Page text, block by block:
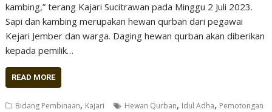
kambing,” terang Kajari Sucitrawan pada Minggu 2 Juli 2023.
Sapi dan kambing merupakan hewan qurban dari pegawai
Kejari Jember dan warga. Daging hewan qurban akan diberikan
kepada pemilik…
READ MORE
Bidang Pembinaan, Kajari Hewan Qurban, Idul Adha, Pemotongan